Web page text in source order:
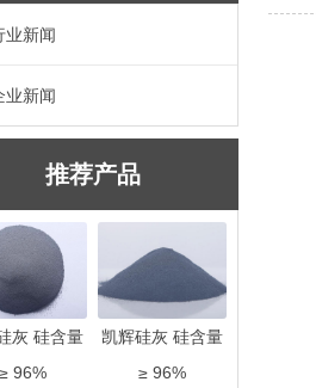
业新闻
业新闻
推荐产品
灰 硅含量
≥ 96%
凯辉硅灰 硅含量
≥ 96%